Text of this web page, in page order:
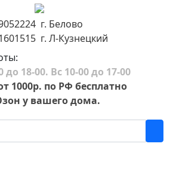
г. Белово
г. Л-Кузнецкий
до 18-00. Вс 10-00 до 17-00
1000р. по РФ бесплатно
у вашего дома.